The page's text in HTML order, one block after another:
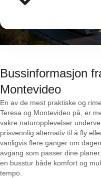
Bussinformasjon
Montevideo
En av de mest praktiske og
Teresa og Montevideo på, er
vakre naturopplevelser
prisvennlig alternativ til å fly
vanligvis flere ganger om
avgang som passer dine
en busstur både komfort og
tempo.